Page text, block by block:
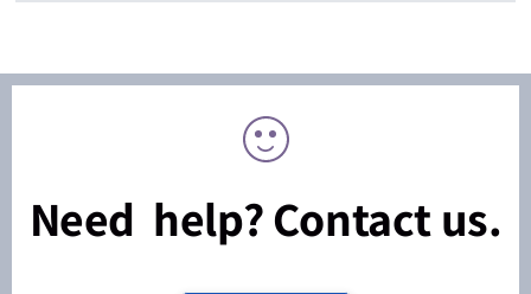
Need help? Contact us.